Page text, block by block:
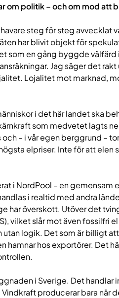
om politik – och om mod att
steg för steg avvecklat
har blivit objekt för
som en gång byggde välfärd
Jag säger det
Lojalitet mot marknad,
i det här landet ska
som medvetet lagts
– i vår egen berggrund –
elpriser. Inte för att elen
i NordPool – en gemensam
i realtid med andra
har överskott. Utöver det
vilket slår mot även fossilfri
utan logik. Det som är billigt
hamnar hos exportörer. Det
i Sverige. Det handlar
producerar bara när